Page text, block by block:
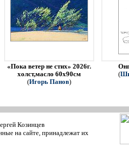
«Пока ветер не стих» 2026г.
холст,масло 60х90см
(Игорь Панов)
(
Козинцев
на сайте, принадлежат их